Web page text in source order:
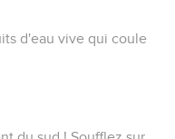
d'eau vive qui coule